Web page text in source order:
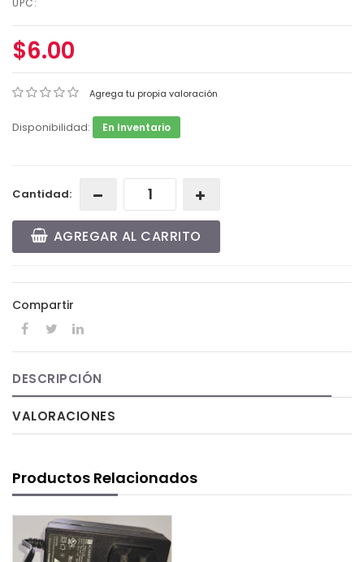
UPC:
$6.00
Agrega tu propia valoración
Disponibilidad: En Inventario
Cantidad:
AGREGAR AL CARRITO
Compartir
DESCRIPCIÓN
VALORACIONES
Productos Relacionados